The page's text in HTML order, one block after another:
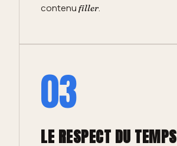
contenu filler.
03
LE RESPECT DU TEMPS